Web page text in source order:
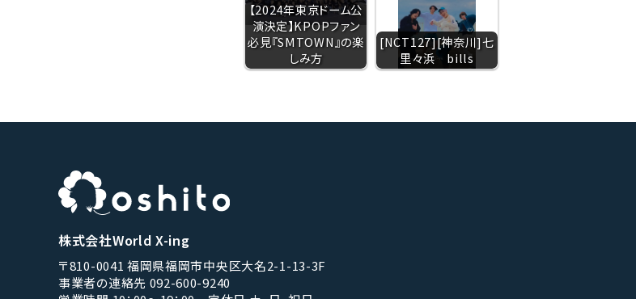
【2024年東京ドーム公
演決定】KPOPファン
必見『SMTOWN』の楽
しみ方
[NCT127][神奈川]七
里々浜 bills
株式会社World X-ing
〒810-0041 福岡県福岡市中央区大名2-1-13-3F
事業者の連絡先 092-600-9240